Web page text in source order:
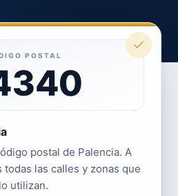
POSTAL
postal de Palencia. A
las calles y zonas que
lo utilizan.